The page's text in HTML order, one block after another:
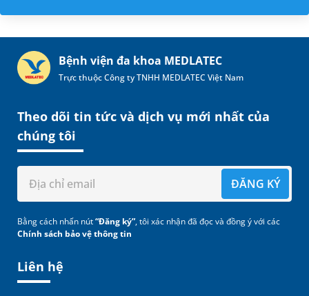
Bệnh viện đa khoa MEDLATEC
Trực thuộc Công ty TNHH MEDLATEC Việt Nam
Liên hệ
Theo dõi tin tức và dịch vụ mới nhất của
chúng tôi
ĐĂNG KÝ
Bằng cách nhấn nút“Đăng ký”, tôi xác nhận đã đọc và đồng ý với các
Chính sách bảo vệ thông tin